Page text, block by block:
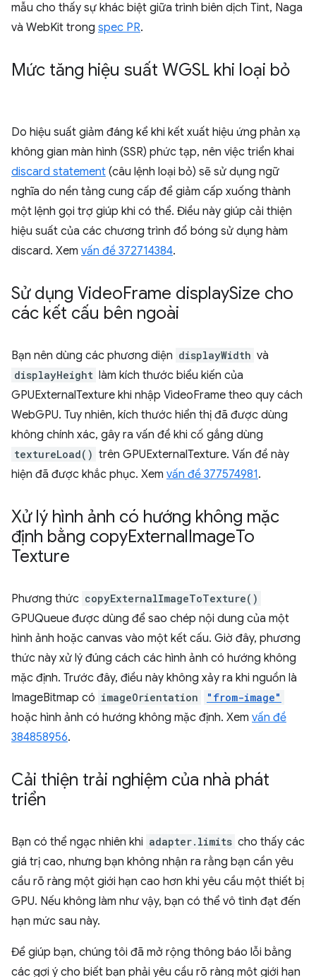
mẫu cho thấy sự khác biệt giữa trình biên dịch Tint, Naga
và WebKit trong spec PR.
Mức tăng hiệu suất WGSL khi loại bỏ
Do hiệu suất giảm đáng kể khi kết xuất hiệu ứng phản xạ
không gian màn hình (SSR) phức tạp, nên việc triển khai
discard statement (câu lệnh loại bỏ) sẽ sử dụng ngữ
nghĩa do nền tảng cung cấp để giảm cấp xuống thành
một lệnh gọi trợ giúp khi có thể. Điều này giúp cải thiện
hiệu suất của các chương trình đổ bóng sử dụng hàm
discard. Xem vấn đề 372714384.
Sử dụng VideoFrame displaySize cho
các kết cấu bên ngoài
Bạn nên dùng các phương diện displayWidth và
displayHeight làm kích thước biểu kiến của
GPUExternalTexture khi nhập VideoFrame theo quy cách
WebGPU. Tuy nhiên, kích thước hiển thị đã được dùng
không chính xác, gây ra vấn đề khi cố gắng dùng
textureLoad() trên GPUExternalTexture. Vấn đề này
hiện đã được khắc phục. Xem vấn đề 377574981.
Xử lý hình ảnh có hướng không mặc
định bằng copyExternalImageTo
Texture
Phương thức copyExternalImageToTexture()
GPUQueue được dùng để sao chép nội dung của một
hình ảnh hoặc canvas vào một kết cấu. Giờ đây, phương
thức này xử lý đúng cách các hình ảnh có hướng không
mặc định. Trước đây, điều này không xảy ra khi nguồn là
ImageBitmap có imageOrientation "from-image"
hoặc hình ảnh có hướng không mặc định. Xem vấn đề
384858956.
Cải thiện trải nghiệm của nhà phát
triển
Bạn có thể ngạc nhiên khi adapter.limits cho thấy các
giá trị cao, nhưng bạn không nhận ra rằng bạn cần yêu
cầu rõ ràng một giới hạn cao hơn khi yêu cầu một thiết bị
GPU. Nếu không làm như vậy, bạn có thể vô tình đạt đến
hạn mức sau này.
Để giúp bạn, chúng tôi đã mở rộng thông báo lỗi bằng
các gợi ý cho biết bạn phải yêu cầu rõ ràng một giới hạn